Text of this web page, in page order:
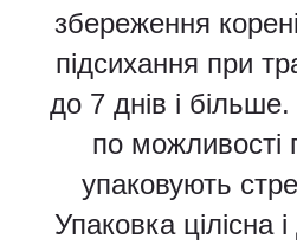
збереження
підсихання при
до 7 днів і
по можливості
упаковують
Упаковка цілісна